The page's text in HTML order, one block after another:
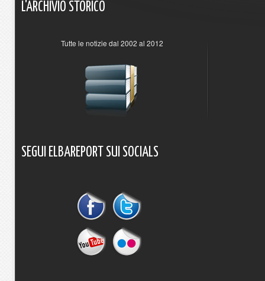
L'ARCHIVIO STORICO
Tutte le notizie dal 2002 al 2012
SEGUI ELBAREPORT SUI SOCIALS